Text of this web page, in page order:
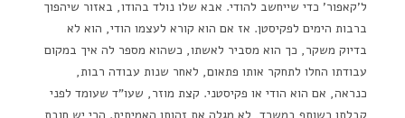
ל'קאפור' כדי שייחשב להודי. אבא שלו נולד בהודו, באזור שיהפוך
ברבות הימים לפקיסטן. אז אם הוא קורא לעצמו הודי, הוא לא
בדיוק משקר, כך הוא מסביר לאשתו, כשהוא מספר לה איך במקום
עבודתו החלו לתחקר אותו פתאום, לאחר שנות עבודה רבות,
כנראה, אם הוא הודי או פקיסטני. קצת מוזר, שעו"ד שעומד לפני